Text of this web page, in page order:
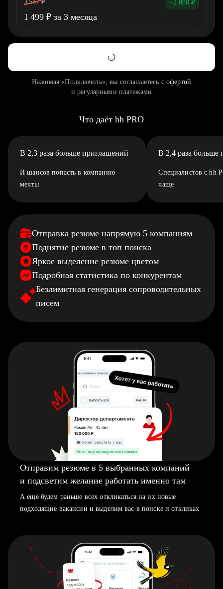
3 587 ₽ −2 088 ₽
1 499 ₽ за 3 месяца
Нажимая «Подключить», вы соглашаетесь с офертой
и регулярными платежами
Что даёт hh PRO
В 2,3 раза больше приглашений
И шансов попасть в компанию
мечты
В 2,4 раза больше
Специалистов с hh
чаще
Отправка резюме напрямую 5 компаниям
Поднятие резюме в топ поиска
Яркое выделение резюме цветом
Подробная статистика по конкурентам
Безлимитная генерация сопроводительных
писем
Отправим резюме в 5 выбранных компаний
и подсветим желание работать именно там
А ещё будем раньше всех откликаться на их новые
подходящие вакансии и выделим вас в поиске и откликах